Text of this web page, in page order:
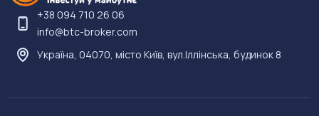
+38 094 710 26 06
info@btc-broker.com
Україна, 04070, місто Київ, вул.Іллінська, будинок 8